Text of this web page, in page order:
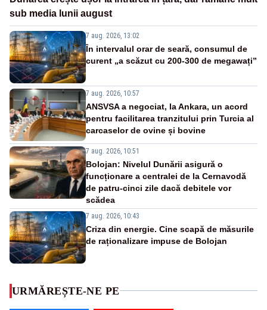
sub media lunii august
7 aug. 2026, 13:02
În intervalul orar de seară, consumul de
curent „a scăzut cu 200-300 de megawați”
7 aug. 2026, 10:57
ANSVSA a negociat, la Ankara, un acord
pentru facilitarea tranzitului prin Turcia al
carcaselor de ovine și bovine
7 aug. 2026, 10:51
Bolojan: Nivelul Dunării asigură o
funcționare a centralei de la Cernavodă
de patru-cinci zile dacă debitele vor
scădea
7 aug. 2026, 10:43
Criza din energie. Cine scapă de măsurile
de raționalizare impuse de Bolojan
URMĂREȘTE-NE PE